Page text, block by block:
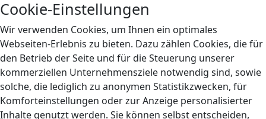
Cookie-Einstellungen
Wir verwenden Cookies, um Ihnen ein optimales
Webseiten-Erlebnis zu bieten. Dazu zählen Cookies, die für
den Betrieb der Seite und für die Steuerung unserer
kommerziellen Unternehmensziele notwendig sind, sowie
solche, die lediglich zu anonymen Statistikzwecken, für
Komforteinstellungen oder zur Anzeige personalisierter
Inhalte genutzt werden. Sie können selbst entscheiden,